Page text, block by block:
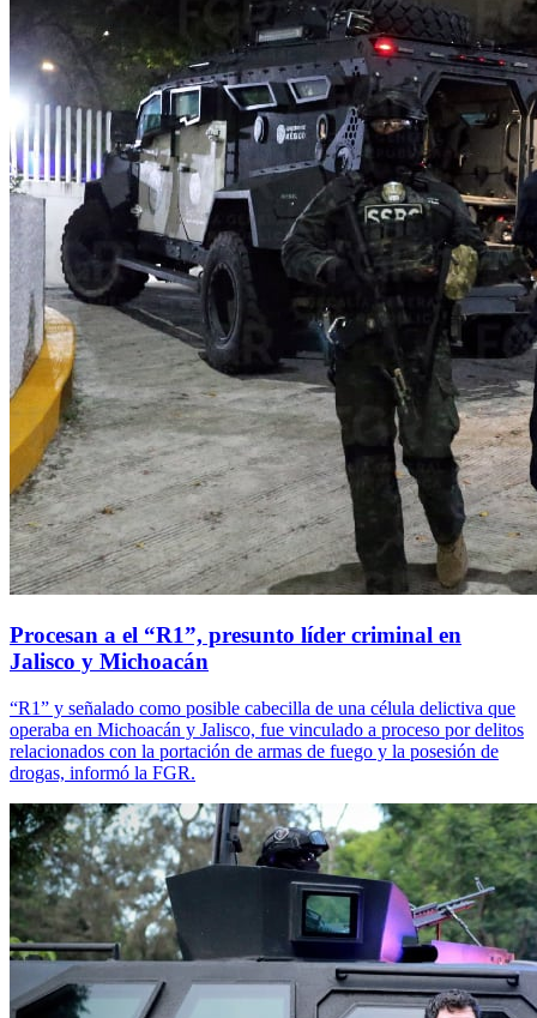
Procesan a el “R1”, presunto líder criminal en
Jalisco y Michoacán
“R1” y señalado como posible cabecilla de una célula delictiva que
operaba en Michoacán y Jalisco, fue vinculado a proceso por delitos
relacionados con la portación de armas de fuego y la posesión de
drogas, informó la FGR.